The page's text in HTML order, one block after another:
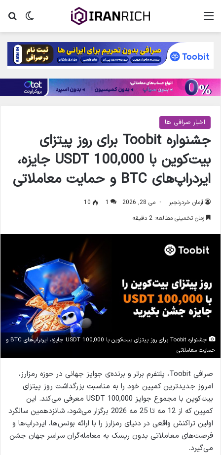
تغییر منو
اخبار صرافی ها
جشنواره Toobit برای روز پیتزای
بیت‌کوین با 100,000 USDT جایزه،
ایردراپ‌های BTC و حمایت معاملاتی
آرمان خردرنجبر می 28, 2026 1
10
زمان تخمینی مطالعه: 2 دقیقه
جشنواره Toobit برای روز پیتزای بیت‌کوین با 100,000 USDT جایزه، ایردراپ‌های BTC و
حمایت معاملاتی
صرافی Toobit، پلتفرم برتر و برنده‌ی جوایز جهانی در حوزه رمزارز،
امروز جدیدترین کمپین خود را به مناسبت بزرگداشت روز پیتزای
بیت‌کوین با مجموع جوایز 100,000 USDT معرفی می‌کند. این
کمپین که از 12 مه تا 25 مه 2026 برگزار می‌شود، شانزدهمین سالگرد
اولین تراکنش واقعی در دنیای رمزارز را با ارائه بونس‌ها، ایردراپ‌ها و
فرصت‌های معاملاتی بدون ریسک به معامله‌گران سراسر جهان جشن
می‌گیرد.